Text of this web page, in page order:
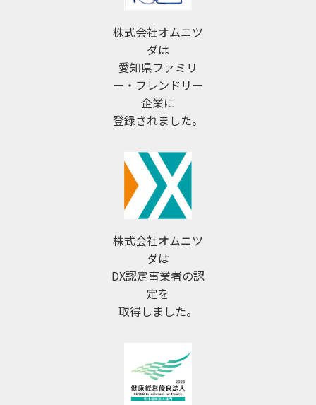
株式会社オムニツ
ダは
愛知県ファミリ
ー・フレンドリー
企業に
登録されました。
株式会社オムニツ
ダは
DX認定事業者の認
定を
取得しました。